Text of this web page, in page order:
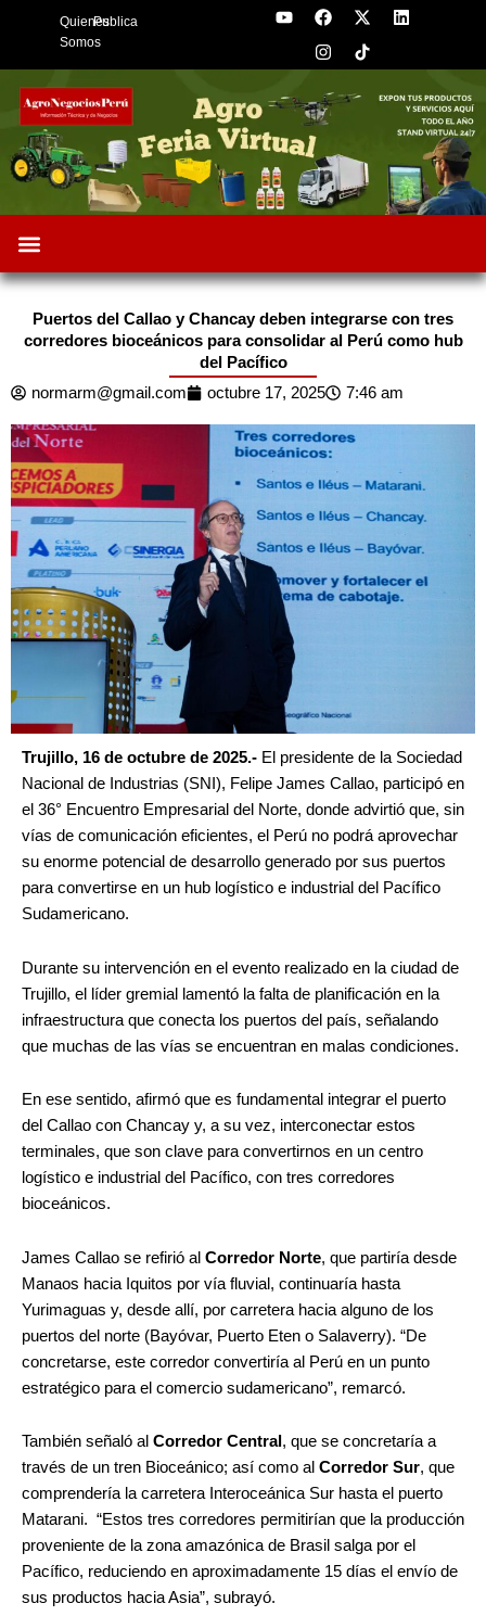
Quienes
Somos
Publica
Y
o
b
e
F
a
c
e
o
o
k
X
-
t
w
t
L
i
d
n
I
n
s
t
g
r
a
Puertos del Callao y Chancay deben integrarse con tres
corredores bioceánicos para consolidar al Perú como hub
del Pacífico
normarm@gmail.com
octubre 17, 2025 7:46 am
Trujillo, 16 de octubre de 2025.- El presidente de la Sociedad
Nacional de Industrias (SNI), Felipe James Callao, participó en
el 36° Encuentro Empresarial del Norte, donde advirtió que, sin
vías de comunicación eficientes, el Perú no podrá aprovechar
su enorme potencial de desarrollo generado por sus puertos
para convertirse en un hub logístico e industrial del Pacífico
Sudamericano.
Durante su intervención en el evento realizado en la ciudad de
Trujillo, el líder gremial lamentó la falta de planificación en la
infraestructura que conecta los puertos del país, señalando
que muchas de las vías se encuentran en malas condiciones.
En ese sentido, afirmó que es fundamental integrar el puerto
del Callao con Chancay y, a su vez, interconectar estos
terminales, que son clave para convertirnos en un centro
logístico e industrial del Pacífico, con tres corredores
bioceánicos.
James Callao se refirió al Corredor Norte, que partiría desde
Manaos hacia Iquitos por vía fluvial, continuaría hasta
Yurimaguas y, desde allí, por carretera hacia alguno de los
puertos del norte (Bayóvar, Puerto Eten o Salaverry). “De
concretarse, este corredor convertiría al Perú en un punto
estratégico para el comercio sudamericano”, remarcó.
También señaló al Corredor Central , que se concretaría a
través de un tren Bioceánico; así como al Corredor Sur, que
comprendería la carretera Interoceánica Sur hasta el puerto
Matarani. “Estos tres corredores permitirían que la producción
proveniente de la zona amazónica de Brasil salga por el
Pacífico, reduciendo en aproximadamente 15 días el envío de
sus productos hacia Asia”, subrayó.